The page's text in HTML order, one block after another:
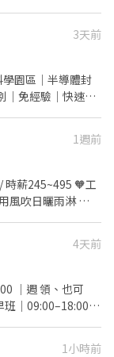
1小時） 🔸 夜班
上百家特約商店優
經驗可、二度就
報名
絡窗口：李專員
多工作資訊快加我
3天前
園區｜半導體封
｜免經驗｜快速上
潭區｜龍園五
大池 約10分鐘 🚗
🛠
｜07:00－
別） 🍱 中午休
規定） ✅ 工作穩
整教育訓練 📌 應
配合加班 ✔無塵
歡迎立即私訊報名
1週前
風吹日曬雨淋 🌤️
｜ 22:00－07:00
大夜｜00:00－
4天前
1小時前